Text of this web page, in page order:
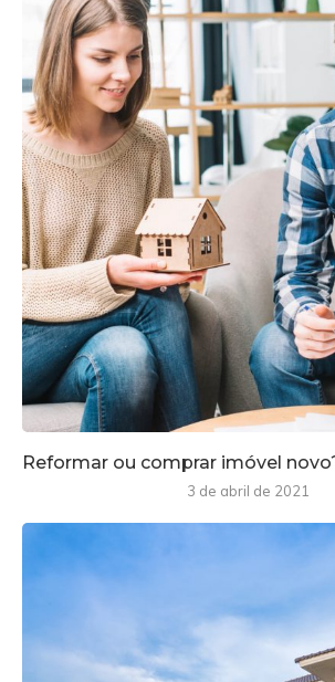
Reformar ou comprar imóvel
3 de abril de 2021